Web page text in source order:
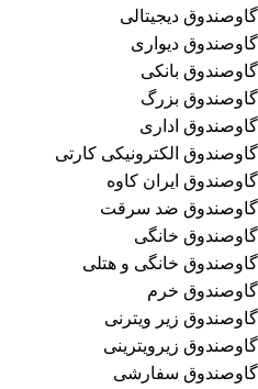
گاوصندوق دیجیتالی
گاوصندوق دیواری
گاوصندوق بانکی
گاوصندوق بزرگ
گاوصندوق اداری
گاوصندوق الکترونیکی کارتی
گاوصندوق ایران کاوه
گاوصندوق ضد سرقت
گاوصندوق خانگی
گاوصندوق خانگی و هتلی
گاوصندوق خرم
گاوصندوق زیر ویترنی
گاوصندوق زیرویترینی
گاوصندوق سفارشی